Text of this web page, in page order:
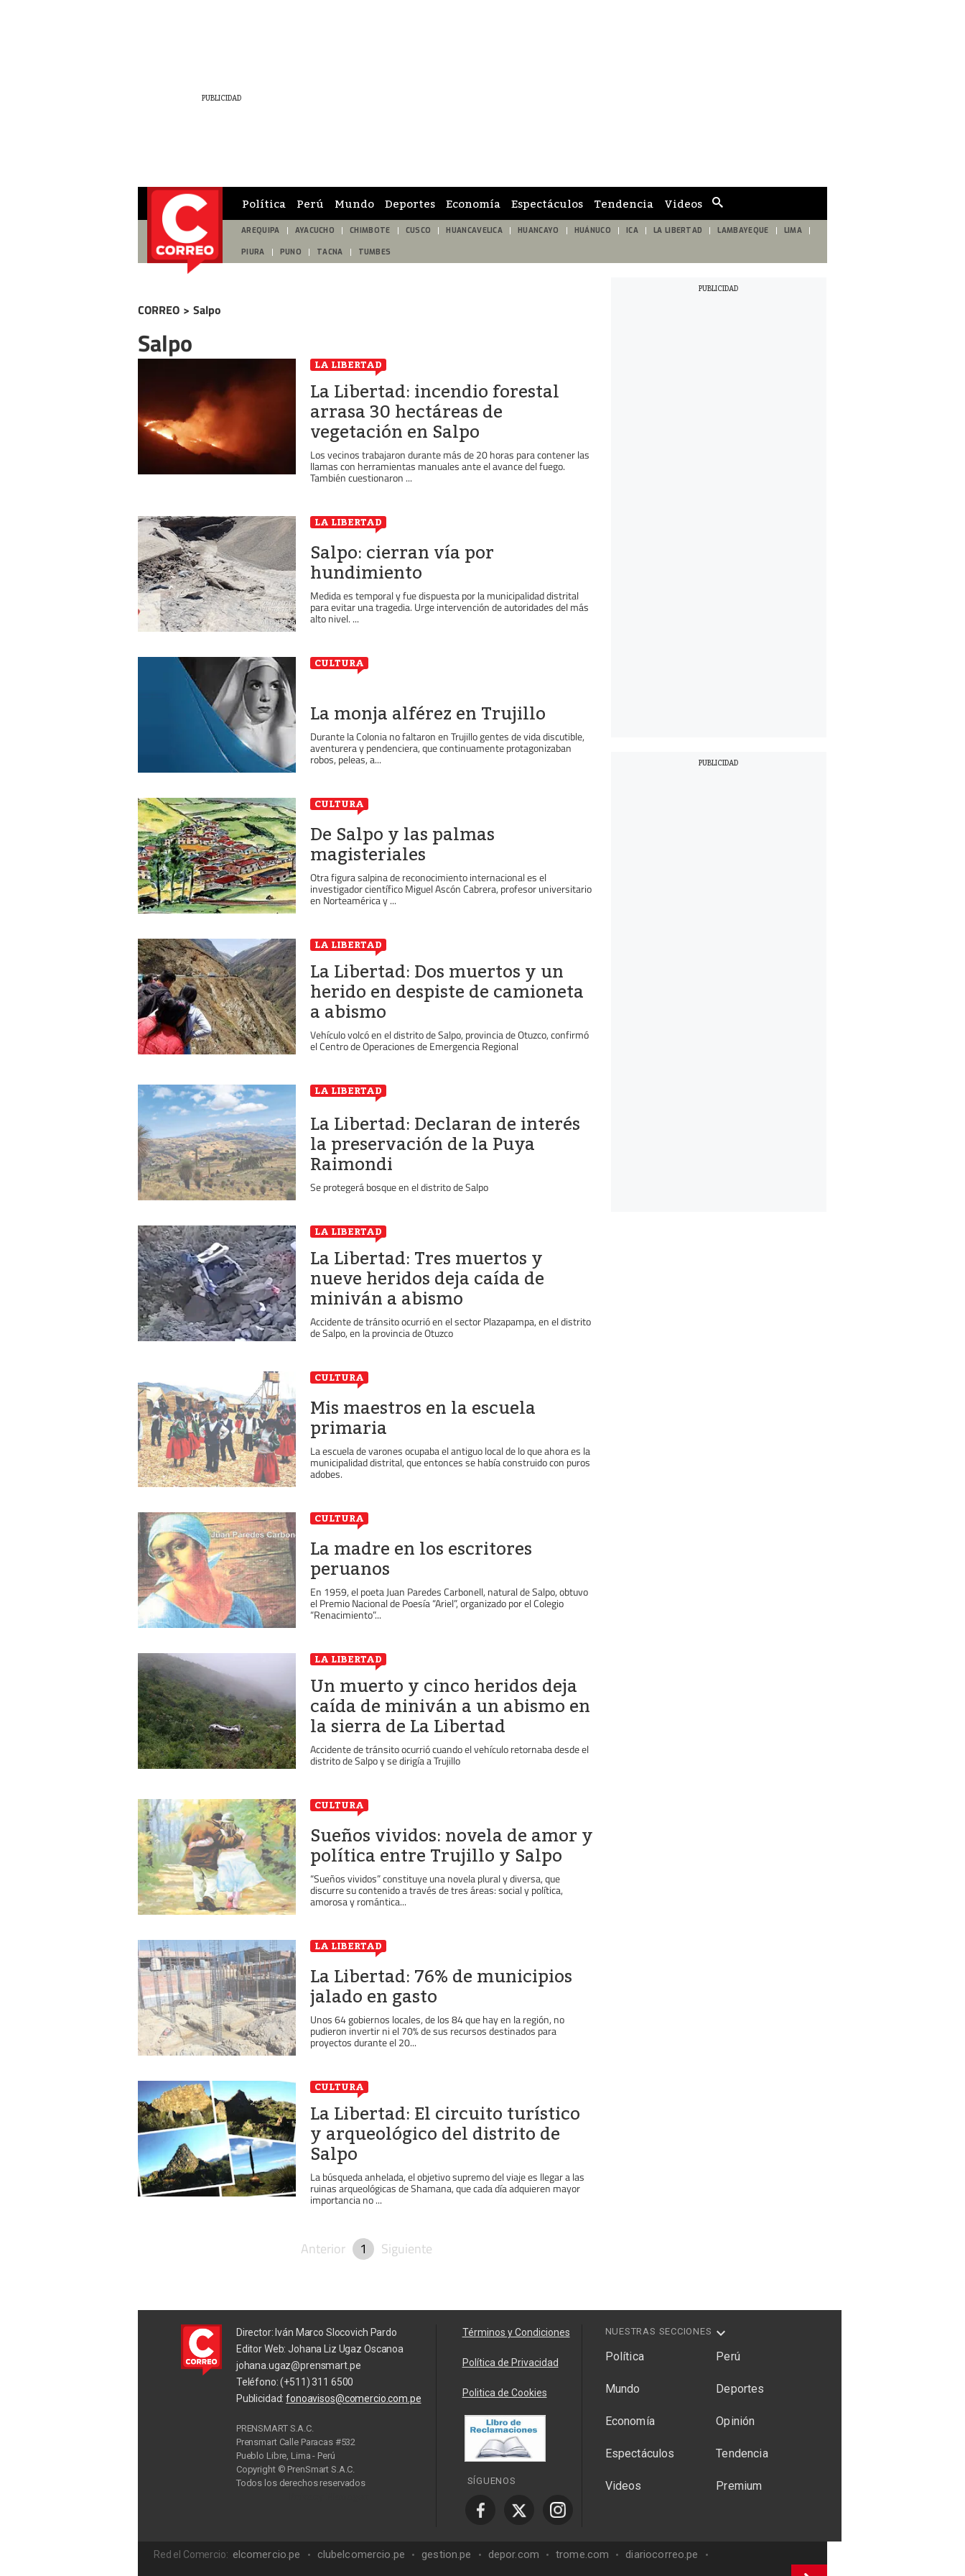
de
búsqueda
Política Perú Mundo Deportes Economía Espectáculos Tendencia Videos
AREQUIPA AYACUCHO CHIMBOTE CUSCO HUANCAVELICA HUANCAYO HUÁNUCO ICA LA LIBERTAD LAMBAYEQUE LIMA
PIURA PUNO TACNA TUMBES
CORREO > Salpo
Salpo
LA LIBERTAD
La Libertad: incendio forestal
arrasa 30 hectáreas de
vegetación en Salpo
Los vecinos trabajaron durante más de 20 horas para contener las
llamas con herramientas manuales ante el avance del fuego.
También cuestionaron ...
LA LIBERTAD
Salpo: cierran vía por
hundimiento
Medida es temporal y fue dispuesta por la municipalidad distrital
para evitar una tragedia. Urge intervención de autoridades del más
alto nivel. ...
CULTURA
La monja alférez en Trujillo
Durante la Colonia no faltaron en Trujillo gentes de vida discutible,
aventurera y pendenciera, que continuamente protagonizaban
robos, peleas, a...
CULTURA
De Salpo y las palmas
magisteriales
Otra figura salpina de reconocimiento internacional es el
investigador científico Miguel Ascón Cabrera, profesor universitario
en Norteamérica y ...
LA LIBERTAD
La Libertad: Dos muertos y un
herido en despiste de camioneta
a abismo
Vehículo volcó en el distrito de Salpo, provincia de Otuzco, confirmó
el Centro de Operaciones de Emergencia Regional
LA LIBERTAD
La Libertad: Declaran de interés
la preservación de la Puya
Raimondi
Se protegerá bosque en el distrito de Salpo
LA LIBERTAD
La Libertad: Tres muertos y
nueve heridos deja caída de
miniván a abismo
Accidente de tránsito ocurrió en el sector Plazapampa, en el distrito
de Salpo, en la provincia de Otuzco
CULTURA
Mis maestros en la escuela
primaria
La escuela de varones ocupaba el antiguo local de lo que ahora es la
municipalidad distrital, que entonces se había construido con puros
adobes.
CULTURA
La madre en los escritores
peruanos
En 1959, el poeta Juan Paredes Carbonell, natural de Salpo, obtuvo
el Premio Nacional de Poesía “Ariel”, organizado por el Colegio
“Renacimiento”...
LA LIBERTAD
Un muerto y cinco heridos deja
caída de miniván a un abismo en
la sierra de La Libertad
Accidente de tránsito ocurrió cuando el vehículo retornaba desde el
distrito de Salpo y se dirigía a Trujillo
CULTURA
Sueños vividos: novela de amor y
política entre Trujillo y Salpo
“Sueños vividos” constituye una novela plural y diversa, que
discurre su contenido a través de tres áreas: social y política,
amorosa y romántica...
LA LIBERTAD
La Libertad: 76% de municipios
jalado en gasto
Unos 64 gobiernos locales, de los 84 que hay en la región, no
pudieron invertir ni el 70% de sus recursos destinados para
proyectos durante el 20...
CULTURA
La Libertad: El circuito turístico
y arqueológico del distrito de
Salpo
La búsqueda anhelada, el objetivo supremo del viaje es llegar a las
ruinas arqueológicas de Shamana, que cada día adquieren mayor
importancia no ...
Anterior 1 Siguiente
Director: Iván Marco Slocovich Pardo
Editor Web: Johana Liz Ugaz Oscanoa
johana.ugaz@prensmart.pe
Teléfono: (+511) 311 6500
Publicidad:fonoavisos@comercio.com.pe
PRENSMART S.A.C.
Prensmart Calle Paracas #532
Pueblo Libre, Lima - Perú
Copyright © PrenSmart S.A.C.
Todos los derechos reservados
Términos y Condiciones
Política de Privacidad
Politica de Cookies
SÍGUENOS
NUESTRAS SECCIONES
Política Perú
Mundo Deportes
Economía Opinión
Espectáculos Tendencia
Videos Premium
Red el Comercio: elcomercio.pe clubelcomercio.pe gestion.pe depor.com trome.com diariocorreo.pe